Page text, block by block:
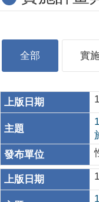
全部 實